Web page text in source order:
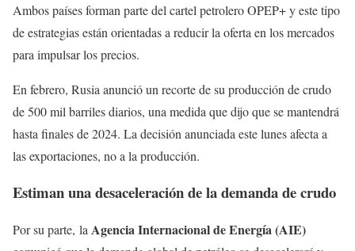
Ambos países forman parte del cartel petrolero OPEP+ y este tipo
de estrategias están orientadas a reducir la oferta en los mercados
para impulsar los precios.
En febrero, Rusia anunció un recorte de su producción de crudo
de 500 mil barriles diarios, una medida que dijo que se mantendrá
hasta finales de 2024. La decisión anunciada este lunes afecta a
las exportaciones, no a la producción.
Estiman una desaceleración de la demanda de crudo
Por su parte, la Agencia Internacional de Energía (AIE)